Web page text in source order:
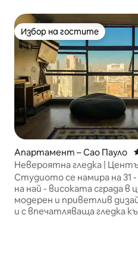
Избор на гостите
Избор на гостите
Апартамент – Сао Пауло
Невероятна гледка |
Дизайнерско студио | 31-
Студиото се намира на 31
на най - високата сграда в
модерен и приветлив
и с впечатляваща гледка